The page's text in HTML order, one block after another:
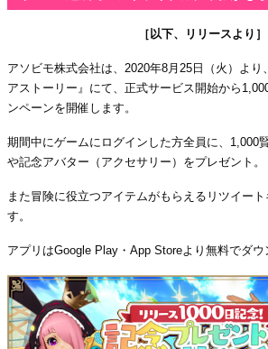
［以下、リリースより］
アソビモ株式会社は、2020年8月25日（火）より
アストーリー』にて、正式サービス開始から
ンペーンを開催します。
期間中にゲームにログインした方全員に、1,000
や記念アバター（アクセサリー）をプレゼント。
また冒険に役立つアイテムがもらえるリツイー
す。
アプリはGoogle Play・App Storeより無料でダウ